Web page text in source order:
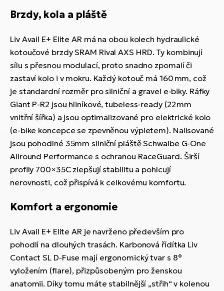
Brzdy, kola a pláště
Liv Avail E+ Elite AR má na obou kolech hydraulické
kotoučové brzdy SRAM Rival AXS HRD. Ty kombinují
sílu s přesnou modulací, proto snadno zpomalí či
zastaví kolo i v mokru. Každý kotouč má 160 mm, což
je standardní rozměr pro silniční a gravel e-biky. Ráfky
Giant P-R2 jsou hliníkové, tubeless-ready (22 mm
vnitřní šířka) a jsou optimalizované pro elektrické kolo
(e-bike koncepce se zpevněnou výpletem). Nalisované
jsou pohodlné 35mm silniční pláště Schwalbe G-One
Allround Performance s ochranou RaceGuard. Širší
profily 700×35C zlepšují stabilitu a pohlcují
nerovnosti, což přispívá k celkovému komfortu.
Komfort a ergonomie
Liv Avail E+ Elite AR je navrženo především pro
pohodlí na dlouhých trasách. Karbonová řídítka Liv
Contact SL D-Fuse mají ergonomický tvar s 8°
vyložením (flare), přizpůsobeným pro ženskou
anatomii. Díky tomu máte stabilnější „střih“ v kolenou